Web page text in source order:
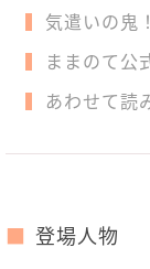
気遣いの鬼！
ままのて公
あわせて読
登場人物